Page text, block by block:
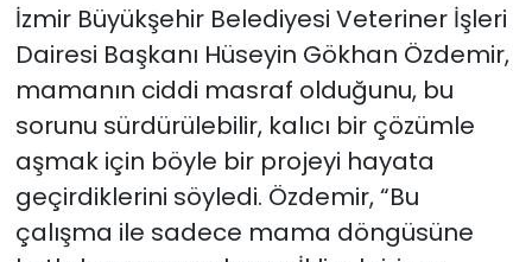
İzmir Büyükşehir Belediyesi Veteriner İşleri
Dairesi Başkanı Hüseyin Gökhan Özdemir,
mamanın ciddi masraf olduğunu, bu
sorunu sürdürülebilir, kalıcı bir çözümle
aşmak için böyle bir projeyi hayata
geçirdiklerini söyledi. Özdemir, “Bu
çalışma ile sadece mama döngüsüne